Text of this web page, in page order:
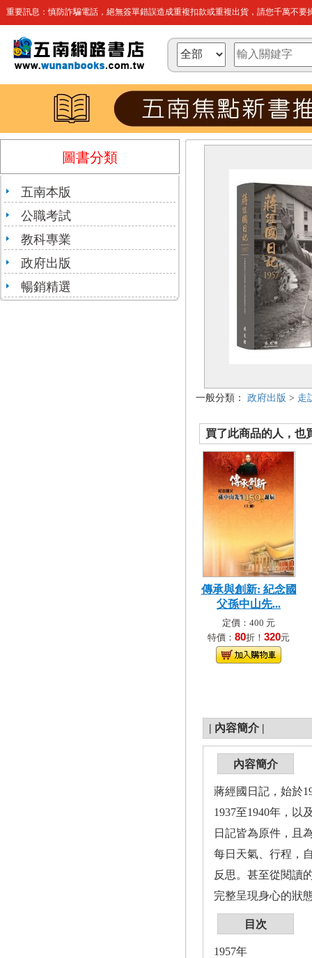
重要訊息：慎防詐騙電話，絕無簽單錯誤造成重複扣款或重複出貨，請您千萬不要
圖書分類
五南本版
公職考試
教科專業
政府出版
暢銷精選
一般分類： 政府出版 > 走
買了此商品的人，也
傳承與創新: 紀念國
父孫中山先...
定價：400 元
特價： 80折！ 320元
| 內容簡介 |
內容簡介
蔣經國日記，始於
1937至1940年，以
日記皆為原件，且
每日天氣、行程，
反思。甚至從閱讀
完整呈現身心的狀
目次
1957年